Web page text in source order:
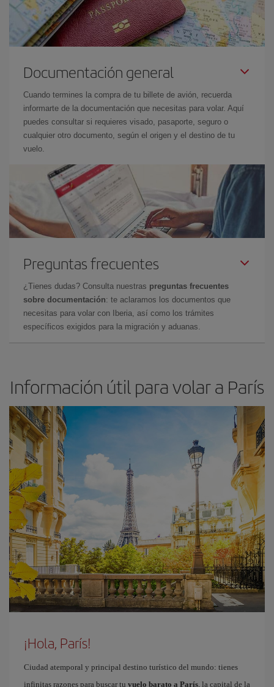
Documentación general
Cuando termines la compra de tu billete de avión, recuerda
informarte de la documentación que necesitas para volar. Aquí
puedes consultar si requieres visado, pasaporte, seguro o
cualquier otro documento, según el origen y el destino de tu
vuelo.
Preguntas frecuentes
¿Tienes dudas? Consulta nuestras preguntas frecuentes
sobre documentación: te aclaramos los documentos que
necesitas para volar con Iberia, así como los trámites
específicos exigidos para la migración y aduanas.
Información útil para volar a París
¡Hola, París!
Ciudad atemporal y principal destino turístico del mundo: tienes
infinitas razones para buscar tu vuelo barato a París, la capital de la